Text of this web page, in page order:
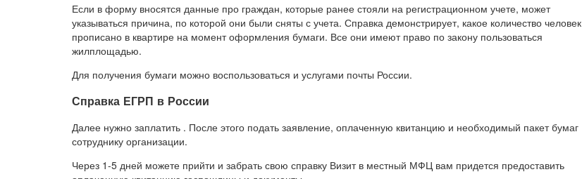
Если в форму вносятся данные про граждан, которые ранее стояли на регистрационном учете, может
указываться причина, по которой они были сняты с учета. Справка демонстрирует, какое количество человек
прописано в квартире на момент оформления бумаги. Все они имеют право по закону пользоваться
жилплощадью.
Для получения бумаги можно воспользоваться и услугами почты России.
Справка ЕГРП в России
Далее нужно заплатить . После этого подать заявление, оплаченную квитанцию и необходимый пакет бумаг
сотруднику организации.
Через 1-5 дней можете прийти и забрать свою справку Визит в местный МФЦ вам придется предоставить